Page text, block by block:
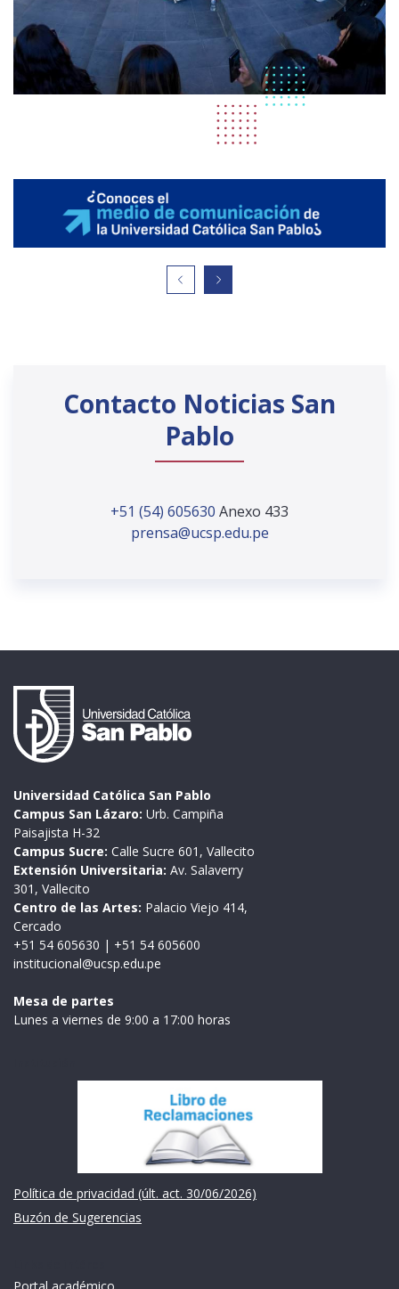
Contacto Noticias San
Pablo
+51 (54) 605630 Anexo 433
prensa@ucsp.edu.pe
Universidad Católica San Pablo
Campus San Lázaro: Urb. Campiña
Paisajista H-32
Campus Sucre: Calle Sucre 601, Vallecito
Extensión Universitaria: Av. Salaverry
301, Vallecito
Centro de las Artes: Palacio Viejo 414,
Cercado
+51 54 605630 | +51 54 605600
institucional@ucsp.edu.pe
Mesa de partes
Lunes a viernes de 9:00 a 17:00 horas
Política de privacidad (últ. act. 30/06/2026)
Buzón de Sugerencias